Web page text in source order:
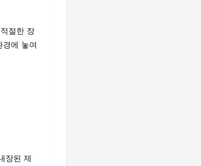
절한 장
에 놓여
장된 제